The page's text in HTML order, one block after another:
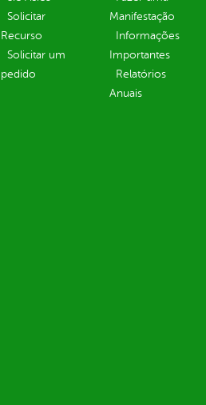
Solicitar
Recurso
Solicitar um
pedido
Manifestação
Informações
Importantes
Relatórios
Anuais